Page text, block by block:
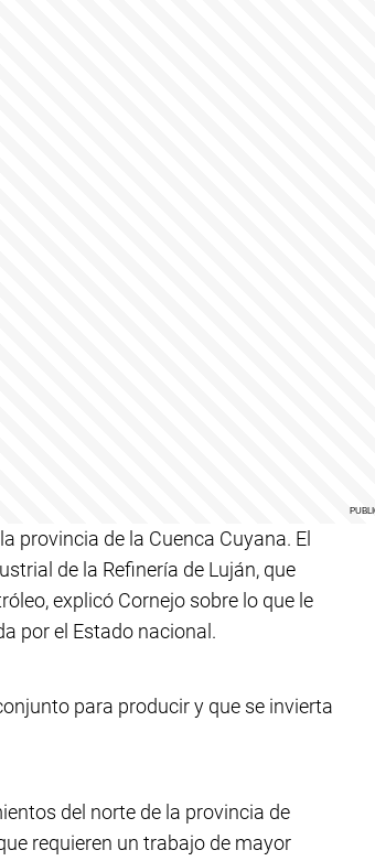
provincia de la Cuenca Cuyana. El
de la Refinería de Luján, que
explicó Cornejo sobre lo que le
por el Estado nacional.
para producir y que se invierta
del norte de la provincia de
requieren un trabajo de mayor